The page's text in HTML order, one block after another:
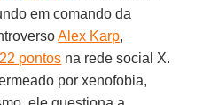
em comando da
Alex Karp,
pontos na rede social X.
por xenofobia,